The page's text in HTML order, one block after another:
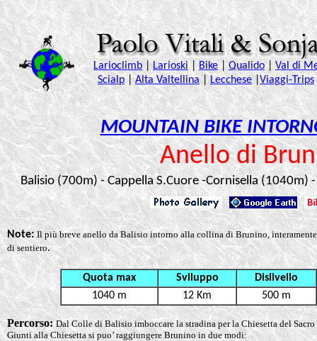
MOUNTAIN BIKE
Anello di
Balisio (700m) - Cappella S.Cuore -Cornisella (1040m) -
Note: Il più breve anello da Balisio intorno alla collina di Brunino,
di sentiero.
Quota max Sviluppo
Dislivello
1040 m
12 Km 500 m
Percorso:Dal Colle di Balisio imboccare la stradina per la Chiesetta del Sacro
Giunti alla Chiesetta si puo’ raggiungere Brunino in due modi: